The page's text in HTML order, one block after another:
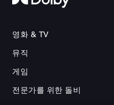
영화 & TV
뮤직
게임
전문가를 위한 돌비